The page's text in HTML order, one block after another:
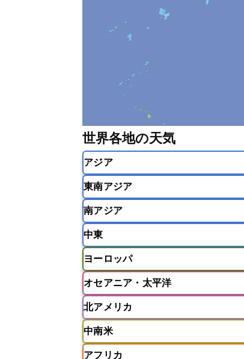
世界各地の天気
アジア
韓国
東南アジア
インドネシア
南アジア
モルディブ
中東
アフガニスタン
ウズベキスタン
バーレーン
ヨルダン
ヨーロッパ
アイスランド
イギリス
スイス
スウェーデン
オセアニア・太平洋
アメリカ領サモア
北アメリカ
中南米
アフリカ